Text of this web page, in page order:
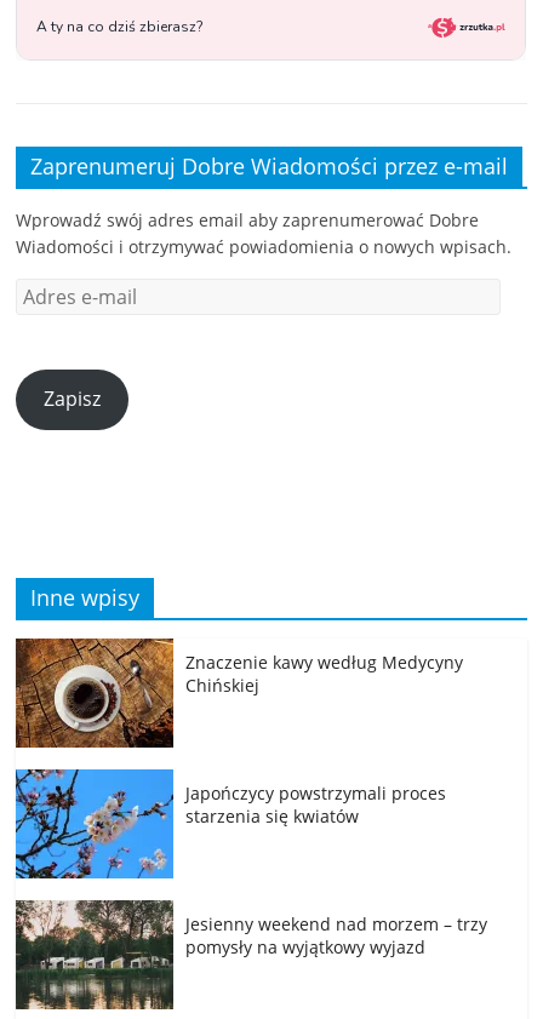
Zaprenumeruj Dobre Wiadomości przez e-mail
Wprowadź swój adres email aby zaprenumerować Dobre
Wiadomości i otrzymywać powiadomienia o nowych wpisach.
Zapisz
Inne wpisy
Znaczenie kawy według Medycyny
Chińskiej
Japończycy powstrzymali proces
starzenia się kwiatów
Jesienny weekend nad morzem – trzy
pomysły na wyjątkowy wyjazd